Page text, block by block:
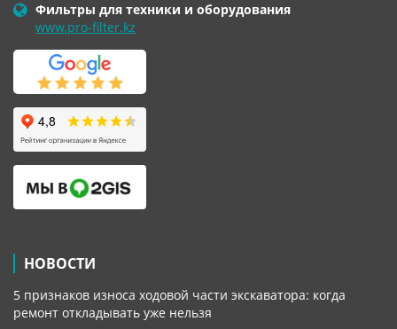
Фильтры для техники и оборудования
www.pro-filter.kz
НОВОСТИ
5 признаков износа ходовой части экскаватора: когда
ремонт откладывать уже нельзя